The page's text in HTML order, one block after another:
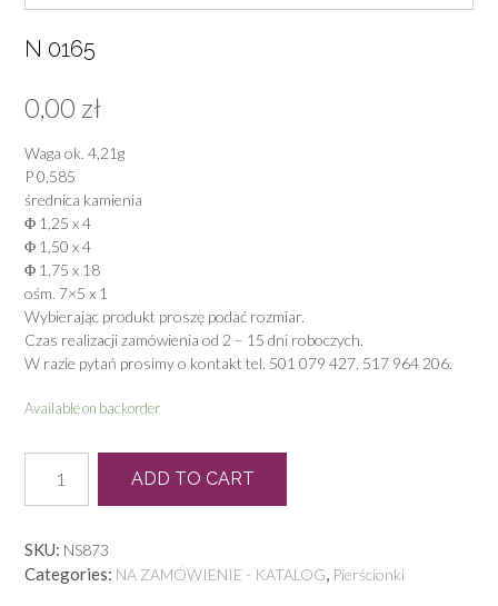
N 0165
0,00 zł
Waga ok. 4,21g
P 0,585
średnica kamienia
Φ 1,25 x 4
Φ 1,50 x 4
Φ 1,75 x 18
ośm. 7×5 x 1
Wybierając produkt proszę podać rozmiar.
Czas realizacji zamówienia od 2 – 15 dni roboczych.
W razie pytań prosimy o kontakt tel. 501 079 427, 517 964 206.
Available on backorder
0165
quantity
ADD TO CART
SKU: NS873
Categories: NA ZAMÓWIENIE - KATALOG, Pierścionki